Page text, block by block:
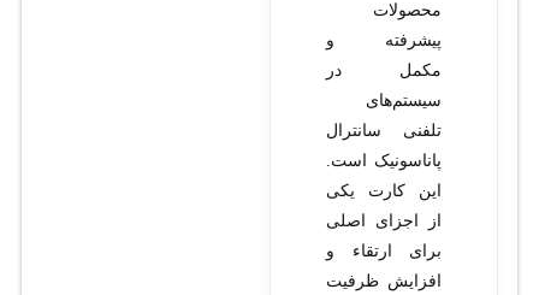
محصولات
پیشرفته و
مکمل در
سیستم‌های
تلفنی سانترال
پاناسونیک است.
این کارت یکی
از اجزای اصلی
برای ارتقاء و
افزایش ظرفیت